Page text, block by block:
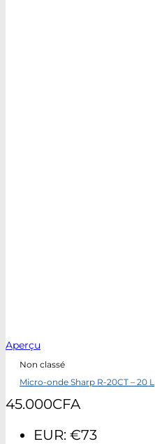
Aperçu
Non classé
Micro-onde Sharp R-20CT – 20 L
45.000CFA
EUR: €73